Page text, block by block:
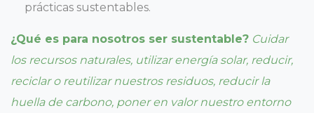
prácticas sustentables.
¿Qué es para nosotros ser sustentable? Cuidar
los recursos naturales, utilizar energía solar, reducir,
reciclar o reutilizar nuestros residuos, reducir la
huella de carbono, poner en valor nuestro entorno